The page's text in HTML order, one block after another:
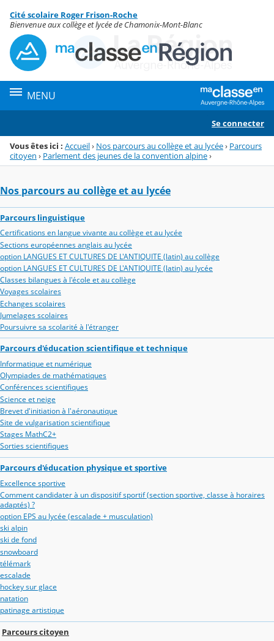
Menu de la rubrique
Contenu
Cité scolaire Roger Frison-Roche
Bienvenue aux collège et lycée de Chamonix-Mont-Blanc
MENU
Se connecter
Vous êtes ici : Accueil› Nos parcours au collège et au lycée› Parcours
citoyen › Parlement des jeunes de la convention alpine›
Nos parcours au collège et au lycée
Parcours linguistique
Certifications en langue vivante au collège et au lycée
Sections européennes anglais au lycée
option LANGUES ET CULTURES DE L'ANTIQUITE (latin) au collège
option LANGUES ET CULTURES DE L'ANTIQUITE (latin) au lycée
Classes bilangues à l'école et au collège
Voyages scolaires
Echanges scolaires
Jumelages scolaires
Poursuivre sa scolarité à l'étranger
Parcours d'éducation scientifique et technique
Informatique et numérique
Olympiades de mathématiques
Conférences scientifiques
Science et neige
Brevet d'initiation à l'aéronautique
Site de vulgarisation scientifique
Stages MathC2+
Sorties scientifiques
Parcours d'éducation physique et sportive
Excellence sportive
Comment candidater à un dispositif sportif (section sportive, classe à horaires
adaptés) ?
option EPS au lycée (escalade + musculation)
ski alpin
ski de fond
snowboard
télémark
escalade
hockey sur glace
natation
patinage artistique
Parcours citoyen